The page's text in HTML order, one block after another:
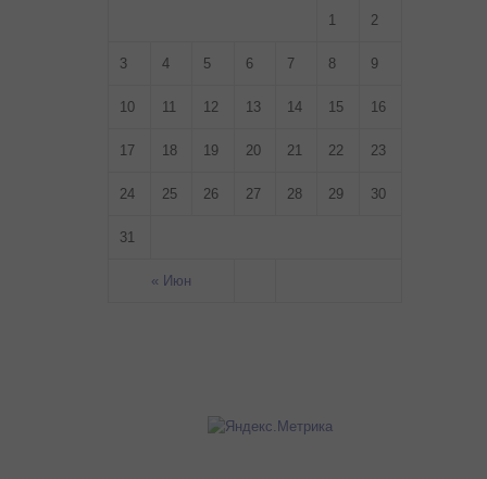
« Июн
1 2
3 4 5 6 7 8 9
10 11 12 13 14 15 16
17 18 19 20 21 22 23
24 25 26 27 28 29 30
31